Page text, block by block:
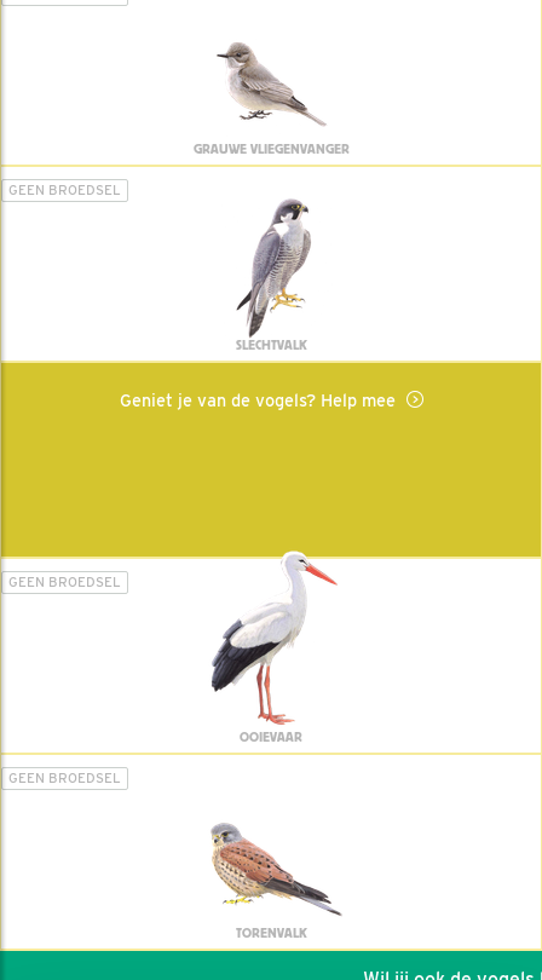
GRAUWE VLIEGENVANGER
GEEN BROEDSEL
SLECHTVALK
Geniet je van de vogels? Help mee
GEEN BROEDSEL
OOIEVAAR
GEEN BROEDSEL
TORENVALK